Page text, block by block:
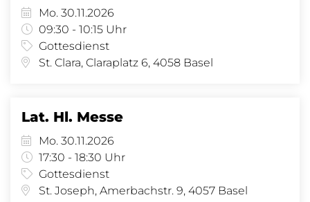
Mo. 30.11.2026
09:30 - 10:15 Uhr
Gottesdienst
St. Clara, Claraplatz 6, 4058 Basel
Lat. Hl. Messe
Mo. 30.11.2026
17:30 - 18:30 Uhr
Gottesdienst
St. Joseph, Amerbachstr. 9, 4057 Basel